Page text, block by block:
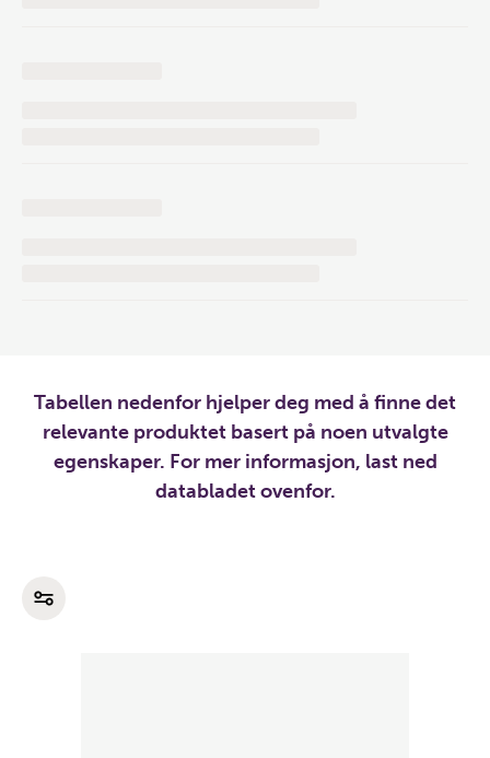
Tabellen nedenfor hjelper deg med å finne det
relevante produktet basert på noen utvalgte
egenskaper. For mer informasjon, last ned
databladet ovenfor.